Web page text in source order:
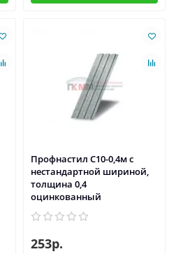
Профнастил С10-0,4м с
нестандартной шириной,
толщина 0,4
оцинкованный
253р.